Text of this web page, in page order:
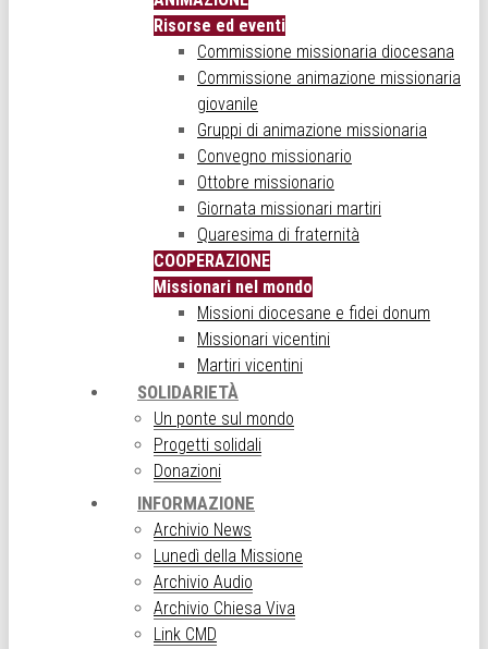
Risorse ed eventi
Commissione missionaria diocesana
Commissione animazione missionaria
giovanile
Gruppi di animazione missionaria
Convegno missionario
Ottobre missionario
Giornata missionari martiri
Quaresima di fraternità
COOPERAZIONE
Missionari nel mondo
Missioni diocesane e fidei donum
Missionari vicentini
Martiri vicentini
SOLIDARIETÀ
Un ponte sul mondo
Progetti solidali
Donazioni
INFORMAZIONE
Archivio News
Lunedì della Missione
Archivio Audio
Archivio Chiesa Viva
Link CMD